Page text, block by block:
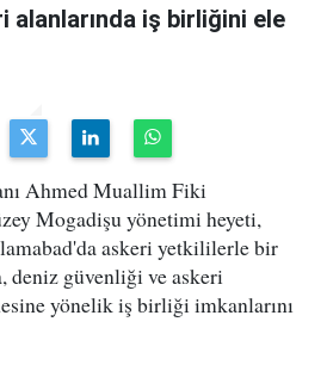
iş birliğini ele
Ahmed Muallim Fiki
Mogadişu yönetimi heyeti,
askeri yetkililerle bir
deniz güvenliği ve askeri
yönelik iş birliği imkanlarını